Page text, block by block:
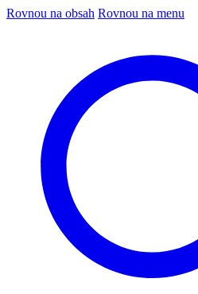
Rovnou na obsah Rovnou na menu